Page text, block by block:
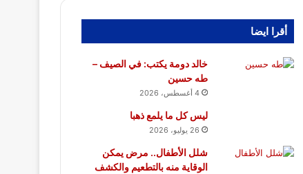
أقرا ايضا
خالد دومة يكتب: في الصيف –
طه حسين
4 أغسطس، 2026
ليس كل ما يلمع ذهبا
26 يوليو، 2026
شلل الأطفال.. مرض يمكن
الوقاية منه بالتطعيم والكشف